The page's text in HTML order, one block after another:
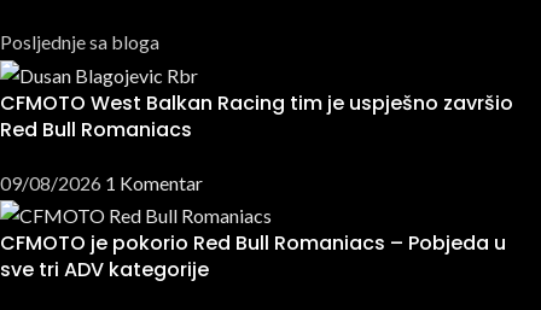
Posljednje sa bloga
CFMOTO West Balkan Racing tim je uspješno završio
Red Bull Romaniacs
09/08/2026 1 Komentar
CFMOTO je pokorio Red Bull Romaniacs – Pobjeda u
sve tri ADV kategorije